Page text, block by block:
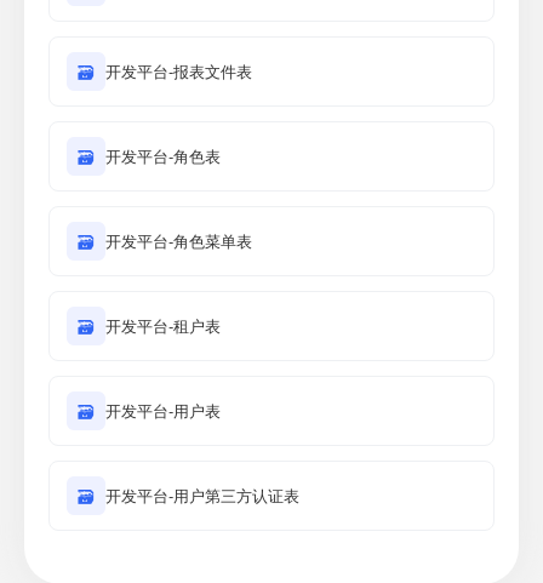
🗃 开发平台-报表文件表
🗃 开发平台-角色表
🗃 开发平台-角色菜单表
🗃 开发平台-租户表
🗃 开发平台-用户表
🗃 开发平台-用户第三方认证表